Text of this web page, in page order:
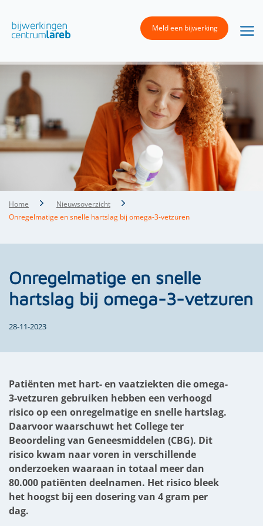
Meld een bijwerking
Home
Nieuwsoverzicht
Onregelmatige en snelle hartslag bij omega-3-vetzuren
Onregelmatige en snelle
hartslag bij omega-3-vetzuren
28-11-2023
Patiënten met hart- en vaatziekten die omega-
3-vetzuren gebruiken hebben een verhoogd
risico op een onregelmatige en snelle hartslag.
Daarvoor waarschuwt het College ter
Beoordeling van Geneesmiddelen (CBG). Dit
risico kwam naar voren in verschillende
onderzoeken waaraan in totaal meer dan
80.000 patiënten deelnamen. Het risico bleek
het hoogst bij een dosering van 4 gram per
dag.